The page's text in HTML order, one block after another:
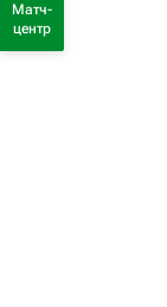
Матч-
центр